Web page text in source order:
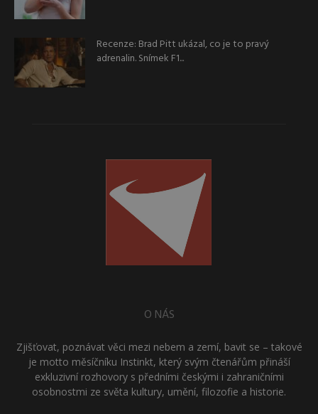
Recenze: Brad Pitt ukázal, co je to pravý
adrenalin. Snímek F1...
O NÁS
Zjišťovat, poznávat věci mezi nebem a zemí, bavit se – takové
je motto měsíčníku Instinkt, který svým čtenářům přináší
exkluzivní rozhovory s předními českými i zahraničními
osobnostmi ze světa kultury, umění, filozofie a historie.